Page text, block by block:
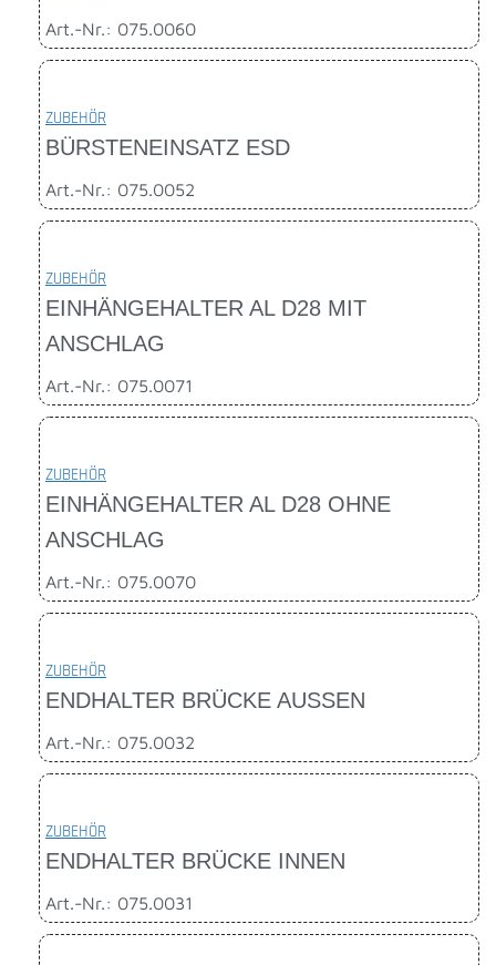
Art.-Nr.: 075.0060
ZUBEHÖR
BÜRSTENEINSATZ ESD
Art.-Nr.: 075.0052
ZUBEHÖR
EINHÄNGEHALTER AL D28 MIT
ANSCHLAG
Art.-Nr.: 075.0071
ZUBEHÖR
EINHÄNGEHALTER AL D28 OHNE
ANSCHLAG
Art.-Nr.: 075.0070
ZUBEHÖR
ENDHALTER BRÜCKE AUSSEN
Art.-Nr.: 075.0032
ZUBEHÖR
ENDHALTER BRÜCKE INNEN
Art.-Nr.: 075.0031